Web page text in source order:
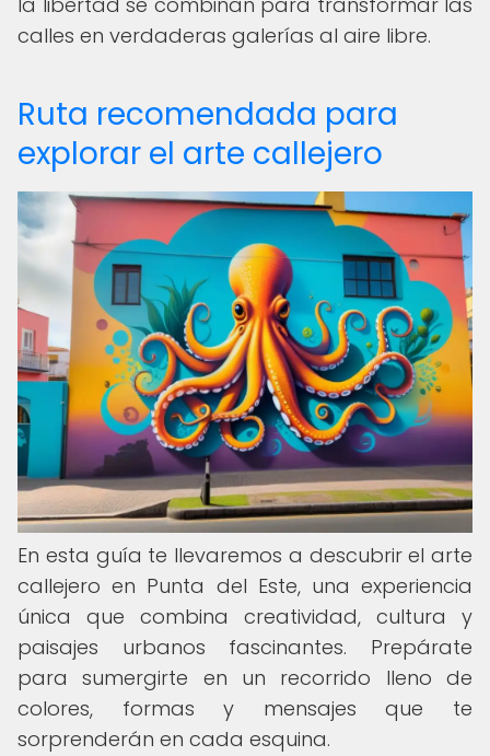
calles en verdaderas galerías al aire libre.
Ruta recomendada para
explorar el arte callejero
En esta guía te llevaremos a descubrir el arte
callejero en Punta del Este, una experiencia
única que combina creatividad, cultura y
paisajes urbanos fascinantes. Prepárate
para sumergirte en un recorrido lleno de
colores, formas y mensajes que te
sorprenderán en cada esquina.